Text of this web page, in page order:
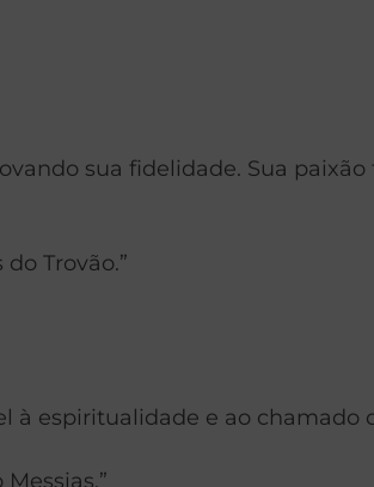
sua fidelidade. Sua
Trovão.”
à espiritualidade e ao chamado